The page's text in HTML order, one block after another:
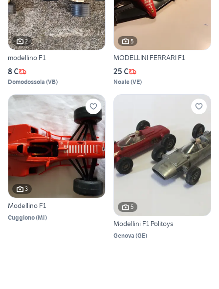
2
modellino F1
8 €
Domodossola (VB)
5
MODELLINI FERRARI F1
25 €
Noale(VE)
3
Modellino F1
Cuggiono(MI)
5
Modellini F1 Politoys
Genova (GE)